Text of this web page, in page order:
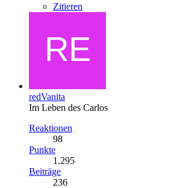
Zitieren
redVanita
Im Leben des Carlos
Reaktionen
98
Punkte
1.295
Beiträge
236